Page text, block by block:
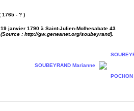
1765 - ? )
19 janvier 1790 à Saint-Julien-Molhesabate 43
(Source : http://gw.geneanet.org/soubeyrand).
SOUBEYRAND Marianne